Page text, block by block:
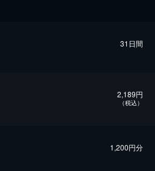
31日間
2,189円
（税込）
1,200円分